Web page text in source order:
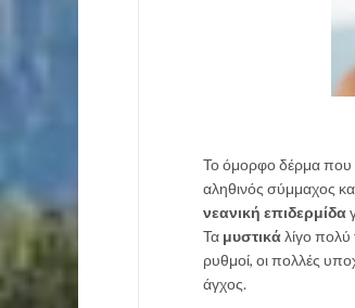
Το όμορφο δέρμα που
αληθινός σύμμαχος
νεανική επιδερμίδα
Τα μυστικάλίγο πολύ
ρυθμοί, οι πολλές
άγχος.